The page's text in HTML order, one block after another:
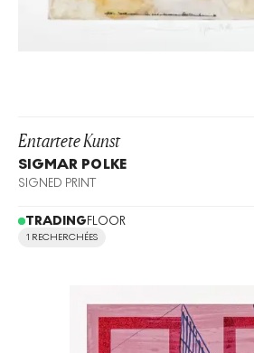
Entartete Kunst
SIGMAR POLKE
SIGNED PRINT
TRADINGFLOOR
1 RECHERCHÉES